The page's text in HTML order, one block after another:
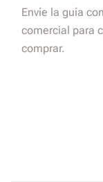
Envíe la guía
comercial para
comprar.